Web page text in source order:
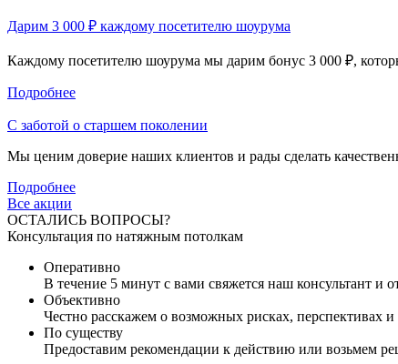
Дарим 3 000 ₽ каждому посетителю шоурума
Каждому посетителю шоурума мы дарим бонус 3 000 ₽,
Подробнее
С заботой о старшем поколении
Мы ценим доверие наших клиентов и рады сделать
Подробнее
Все акции
ОСТАЛИСЬ ВОПРОСЫ?
Консультация по натяжным потолкам
Оперативно
В течение 5 минут с вами свяжется наш консультант и
Объективно
Честно расскажем о возможных рисках, перспективах
По существу
Предоставим рекомендации к действию или возьмем